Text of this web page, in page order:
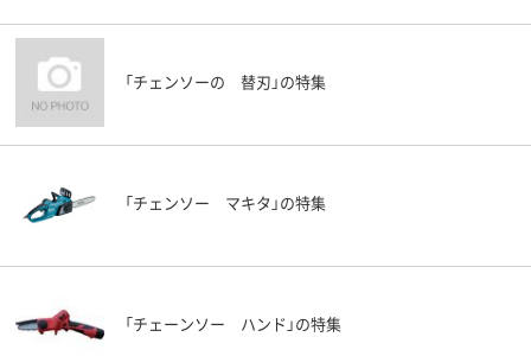
「チェンソーの 替刃」の特集
「チェンソー マキタ」の特集
「チェーンソー ハンド」の特集